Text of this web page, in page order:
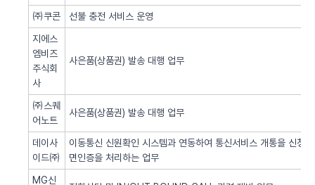
㈜쿠콘
선불 충전 서비스 운영
지에스
엠비즈
주식회
사
사은품(상품권) 발송 대행 업무
㈜스퀘
어노트
사은품(상품권) 발송 대행 업무
데이사
이드㈜
이동통신 신원확인 시스템과 연동하여 통신서비스 개통을 신청
면인증을 처리하는 업무
MG신